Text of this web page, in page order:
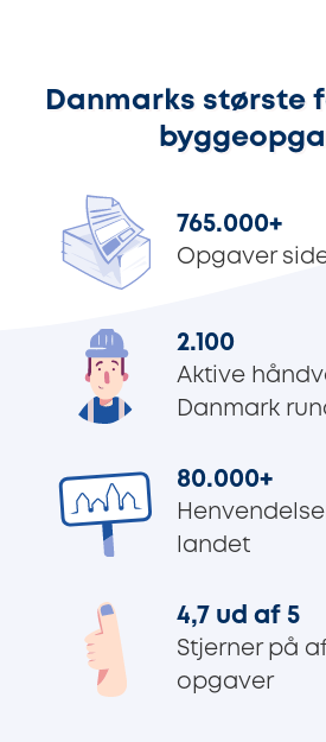
Danmarks største
765.000+
Opgaver
2.100
Aktive
Danmark
80.000+
landet
4,7 ud af 5
Stjerner på
opgaver